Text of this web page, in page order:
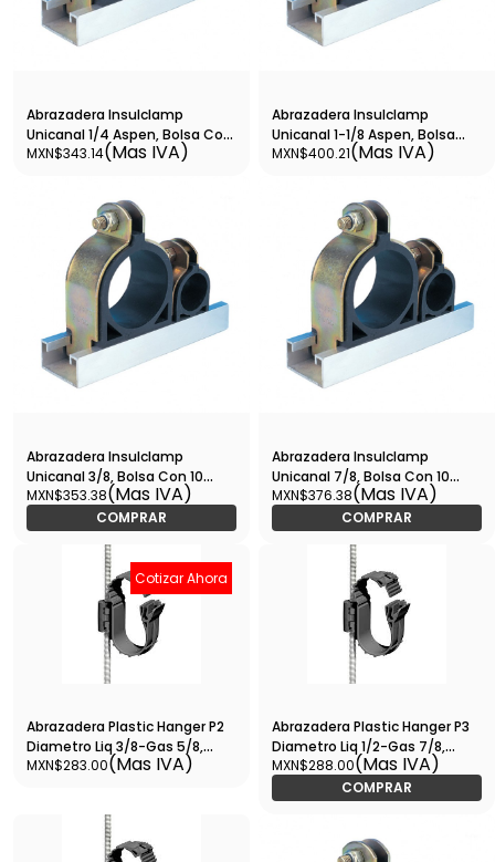
Abrazadera Insulclamp
Unicanal 1/4 Aspen, Bolsa Con
10 Pzas - B6268
MXN$343.14(Mas IVA)
Abrazadera Insulclamp
Unicanal 1-1/8 Aspen, Bolsa
Con 10 Pzas - B6264
MXN$400.21(Mas IVA)
Abrazadera Insulclamp
Unicanal 3/8, Bolsa Con 10
Pzas - B6274
MXN$353.38(Mas IVA)
COMPRAR
Abrazadera Insulclamp
Unicanal 7/8, Bolsa Con 10
Pzas - B6277
MXN$376.38(Mas IVA)
COMPRAR
Cotizar Ahora
Abrazadera Plastic Hanger P2
Diametro Liq 3/8-Gas 5/8,
Bolsa Con 10 Piezas -
MXN$283.00(Mas IVA)
Abrazadera Plastic Hanger P3
Diametro Liq 1/2-Gas 7/8,
Bolsa Con 10 Piezas - B6544
MXN$288.00(Mas IVA)
COMPRAR